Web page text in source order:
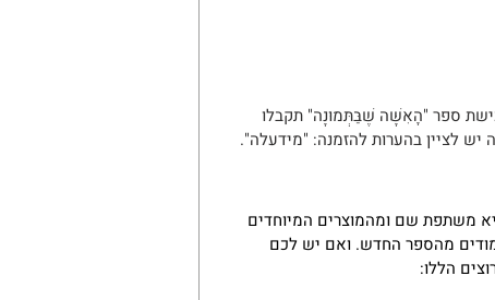
ספר "הָאִשָּׁה שֶׁבַּתְּמוּנָה" תקבלו
לציין בהערות להזמנה: "מידעלה".
משתפת שם ומהמוצרים המיוחדים
מהספר החדש. ואם יש לכם
הללו: